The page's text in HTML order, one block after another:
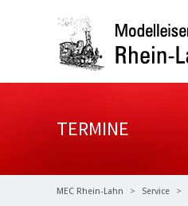
TERMINE
MEC Rhein-Lahn Service